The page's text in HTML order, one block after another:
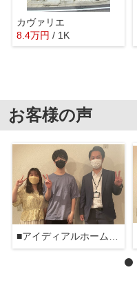
カヴァリエ
8.4万円 / 1K
お客様の声
■アイディアルホーム大森本店■